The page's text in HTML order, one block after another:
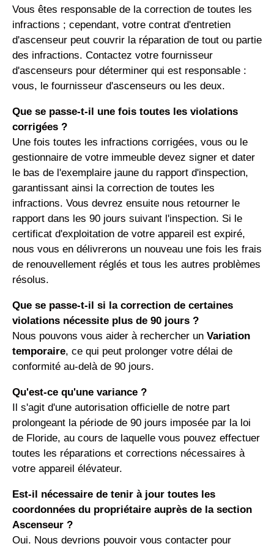
Vous êtes responsable de la correction de toutes les
infractions ; cependant, votre contrat d'entretien
d'ascenseur peut couvrir la réparation de tout ou partie
des infractions. Contactez votre fournisseur
d'ascenseurs pour déterminer qui est responsable :
vous, le fournisseur d'ascenseurs ou les deux.
Que se passe-t-il une fois toutes les violations
corrigées ?
Une fois toutes les infractions corrigées, vous ou le
gestionnaire de votre immeuble devez signer et dater
le bas de l'exemplaire jaune du rapport d'inspection,
garantissant ainsi la correction de toutes les
infractions. Vous devrez ensuite nous retourner le
rapport dans les 90 jours suivant l'inspection. Si le
certificat d'exploitation de votre appareil est expiré,
nous vous en délivrerons un nouveau une fois les frais
de renouvellement réglés et tous les autres problèmes
résolus.
Que se passe-t-il si la correction de certaines
violations nécessite plus de 90 jours ?
Nous pouvons vous aider à rechercher un Variation
temporaire, ce qui peut prolonger votre délai de
conformité au-delà de 90 jours.
Qu'est-ce qu'une variance ?
Il s'agit d'une autorisation officielle de notre part
prolongeant la période de 90 jours imposée par la loi
de Floride, au cours de laquelle vous pouvez effectuer
toutes les réparations et corrections nécessaires à
votre appareil élévateur.
Est-il nécessaire de tenir à jour toutes les
coordonnées du propriétaire auprès de la section
Ascenseur ?
Oui. Nous devrions pouvoir vous contacter pour